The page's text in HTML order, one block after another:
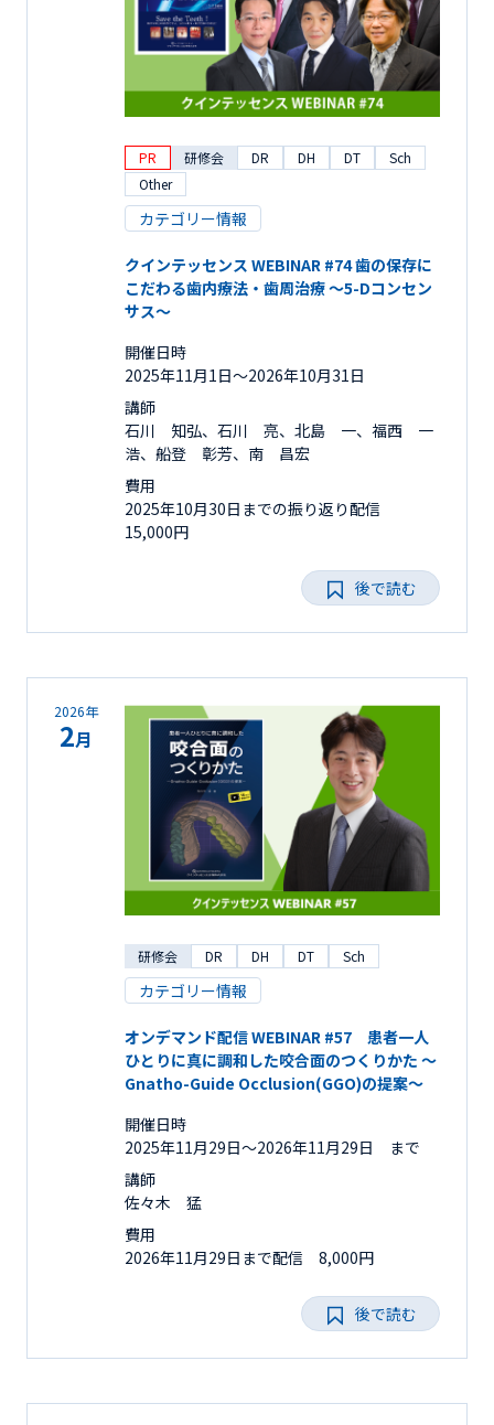
PR 研修会 DR DH DT
Sch
Other
カテゴリー情報
クインテッセンス WEBINAR #74 歯の保存に
こだわる歯内療法・歯周治療 ～5-Dコンセン
サス～
開催日時
2025年11月1日〜2026年10月31日
講師
石川 知弘、石川 亮、北島 一、福西 一
浩、船登 彰芳、南 昌宏
費用
2025年10月30日までの振り返り配信
15,000円
後で読む
2026年
2月
研修会 DR DH DT Sch
カテゴリー情報
オンデマンド配信 WEBINAR #57 患者一人
ひとりに真に調和した咬合面のつくりかた ～
Gnatho-Guide Occlusion(GGO)の提案～
開催日時
2025年11月29日〜2026年11月29日 まで
講師
佐々木 猛
費用
2026年11月29日まで配信 8,000円
後で読む